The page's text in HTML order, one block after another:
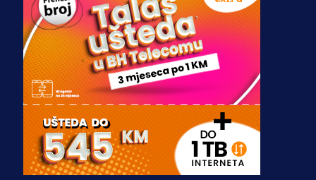
Zmajevi dobili veliko pojačanje:
Fudbaler Olympiacosa želi obući
dres BiH!
3 sedmica 4 dan
Premijer liga BiH
Misimović priveden: SIPA ga tereti
za pranje novca, pretresaju
prostorije FK Borac!